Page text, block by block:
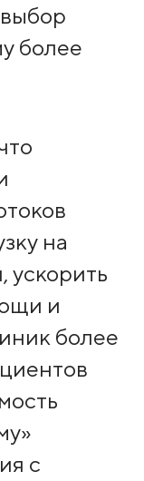
более
на
ускорить
и
более
с